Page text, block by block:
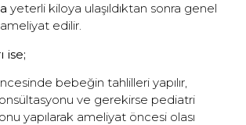
yeterli kiloya ulaşıldıktan sonra genel
edilir.
ise;
bebeğin tahlilleri yapılır,
ve gerekirse pediatri
yapılarak ameliyat öncesi olası